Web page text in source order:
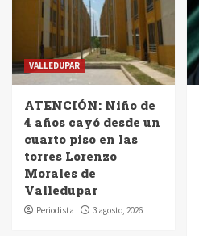
VALLEDUPAR
ATENCIÓN: Niño de
4 años cayó desde un
cuarto piso en las
torres Lorenzo
Morales de
Valledupar
Periodista 3 agosto, 2026